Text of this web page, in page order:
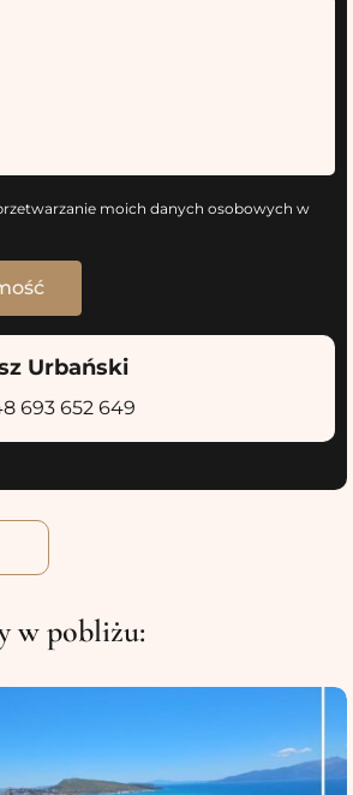
moich danych osobowych w
Urbański
693 652 649
w pobliżu: